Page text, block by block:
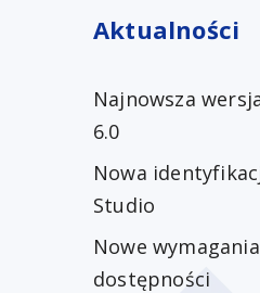
Aktualności
Najnowsza
6.0
Nowa
Studio
Nowe
dostępności